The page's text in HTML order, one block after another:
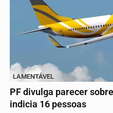
LAMENTÁVEL
PF divulga parecer
indicia 16 pessoas